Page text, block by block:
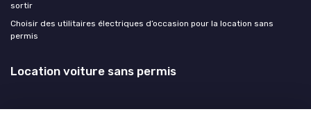
sortir
Choisir des utilitaires électriques d’occasion pour la location sans
permis
Location voiture sans permis